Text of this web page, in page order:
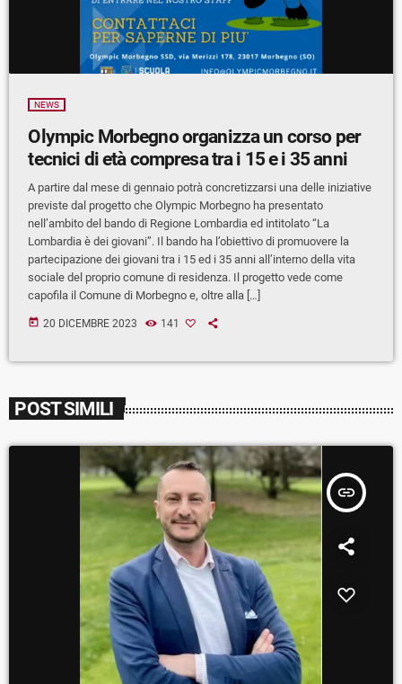
NEWS
Olympic Morbegno organizza un corso per
tecnici di età compresa tra i 15 e i 35 anni
A partire dal mese di gennaio potrà concretizzarsi una delle iniziative
previste dal progetto che Olympic Morbegno ha presentato
nell’ambito del bando di Regione Lombardia ed intitolato “La
Lombardia è dei giovani”. Il bando ha l’obiettivo di promuovere la
partecipazione dei giovani tra i 15 ed i 35 anni all’interno della vita
sociale del proprio comune di residenza. Il progetto vede come
capofila il Comune di Morbegno e, oltre alla […]
today 20 DICEMBRE 2023 141
POST SIMILI
insert_link